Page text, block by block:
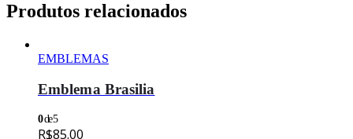
Produtos relacionados
EMBLEMAS
Emblema Brasilia
0de 5
R$85.00